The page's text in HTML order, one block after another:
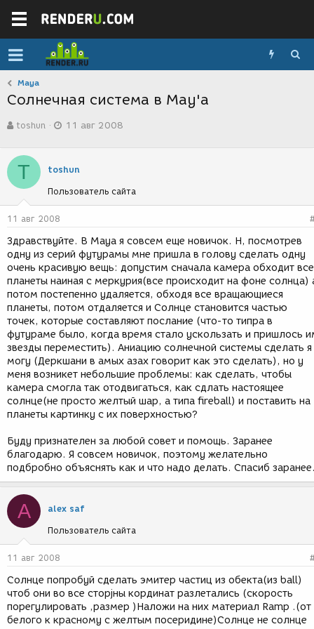
Maya
Солнечная система в May'a
в
о
р
е
м
ы
toshun
а
с
з
д
и
я
11 авг 2008
T toshun
Пользователь сайта
11 авг 2008
Здравствуйте. В Maya я совсем еще новичок. Н, посмотрев
одну из серий футурамы мне пришла в голову сделать одну
очень красивую вещь: допустим сначала камера обходит все
планеты наиная с меркурия(все происходит на фоне солнца)
потом постепенно удаляется, обходя все вращающиеся
планеты, потом отдаляется и Солнце становится частью
точек, которые составляют послание (что-то типра в
футураме было, когда время стало ускользать и пришлось
звезды переместить). Аниацию солнечной системы сделать я
могу (Деркшани в амых азах говорит как это сделать), но у
меня возникет небольшие проблемы: как сделать, чтобы
камера смогла так отодвигаться, как сдлать настоящее
солнце(не просто желтый шар, а типа fireball) и поставить на
планеты картинку с их поверхностью?
Буду признателен за любой совет и помощь. Заранее
благодарю. Я совсем новичок, поэтому желательно
подбробно объяснять как и что надо делать. Спасиб
A alex saf
Пользователь сайта
11 авг 2008
Солнце попробуй сделать эмитер частиц из обекта(из ball)
чтоб они во все сторjны кординат разлетались (скорость
порегулировать ,размер )Наложи на них материал Ramp .(от
белого к красному с желтым посеридине)Солнце не солнце